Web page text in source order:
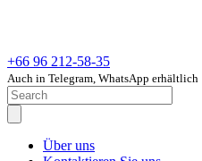
+66 96 212-58-35
Auch in Telegram, WhatsApp erhältlich
Über uns